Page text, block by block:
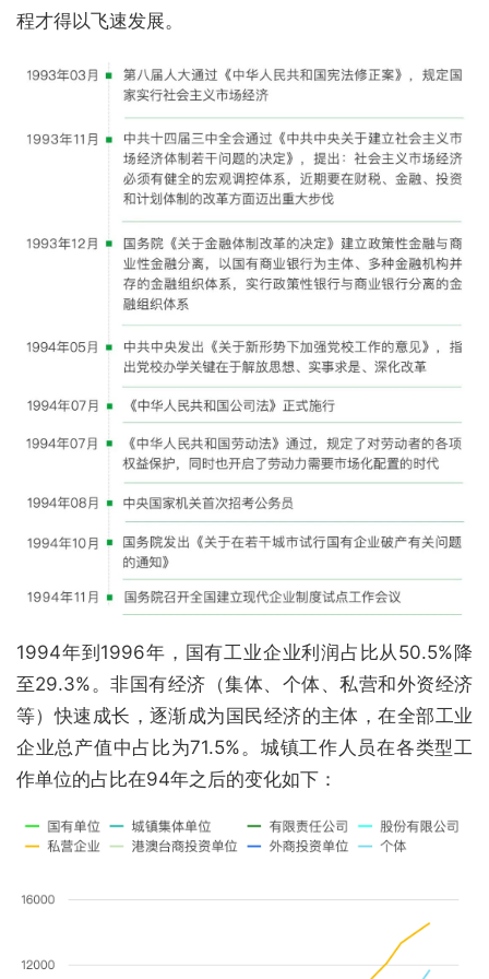
程才得以飞速发展。
1994年到1996年，国有工业企业利润占比从50.5%降
至29.3%。非国有经济（集体、个体、私营和外资经济
等）快速成长，逐渐成为国民经济的主体，在全部工业
企业总产值中占比为71.5%。城镇工作人员在各类型工
作单位的占比在94年之后的变化如下：